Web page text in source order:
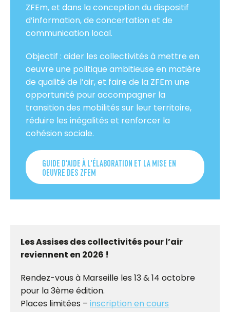
ZFEm, et dans la conception du dispositif
d’information, de concertation et de
communication local.
Objectif : aider les collectivités à mettre en
oeuvre une politique ambitieuse en matière
de qualité de l’air, et faire de la ZFEm une
opportunité pour accompagner la
transition des mobilités sur leur territoire,
réduire les inégalités et renforcer la
cohésion sociale.
GUIDE D'AIDE À L'ÉLABORATION ET LA MISE EN
OEUVRE DES ZFEM
Les Assises des collectivités pour l’air
reviennent en 2026 !
Rendez-vous à Marseille les 13 & 14 octobre
pour la 3ème édition.
Places limitées – inscription en cours